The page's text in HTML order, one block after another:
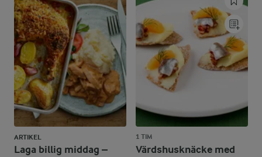
ARTIKEL
Laga billig middag –
1 TIM
Värdshusknäcke med